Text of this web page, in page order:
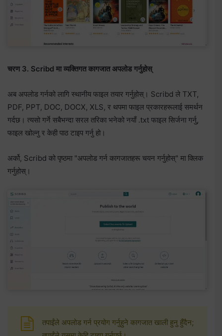
चरण 3. Scribd मा व्यक्तिगत कागजात अपलोड गर्नुहोस्
अब अपलोड गर्नको लागि स्थानीय फाइल तयार गर्नुहोस्। Scribd ले TXT,
PDF, PPT, DOC, DOCX, XLS, र थपमा फाइल प्रकारहरूलाई समर्थन
गर्दछ। त्यसो गर्ने सबैभन्दा सरल तरिका भनेको नयाँ .txt फाइल सिर्जना गर्नु,
फाइल खोल्नु र केही पाठ टाइप गर्नु हो।
अर्को, Scribd को पृष्ठमा "अपलोड गर्न कागजातहरू चयन गर्नुहोस्" मा क्लिक
गर्नुहोस्।
तपाईंले अपलोड गर्न प्रयोग गर्नुहुने कागजात खाली हुनु हुँदैन;